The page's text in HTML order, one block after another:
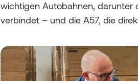
wichtigen Autobahnen, darunter
verbindet – und die A57, die